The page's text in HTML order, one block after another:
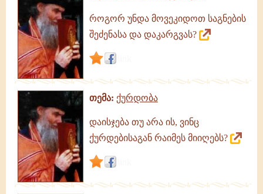
როგორ უნდა მოვეკიდოთ საგნების
შეძენასა და დაკარგვას?
თემა: ქურდობა
დაისჯება თუ არა ის, ვინც
ქურდებისაგან რაიმეს მიიღებს?